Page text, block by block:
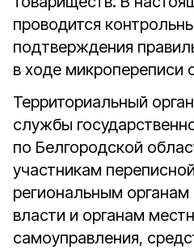
проводится
подтверждения
в ходе микропереписи
Территориальный
службы
по Белгородской
участникам
региональным органам
власти и органам
самоуправления,